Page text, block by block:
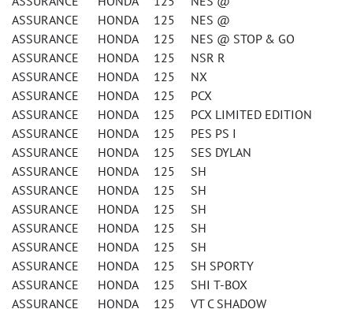
ASSURANCE HONDA 125 NES @
ASSURANCE HONDA 125 NES @ STOP & GO
ASSURANCE HONDA 125 NSR R
ASSURANCE HONDA 125 NX
ASSURANCE HONDA 125 PCX
ASSURANCE HONDA 125 PCX LIMITED EDITION
ASSURANCE HONDA 125 PES PS I
ASSURANCE HONDA 125 SES DYLAN
ASSURANCE HONDA 125 SH
ASSURANCE HONDA 125 SH
ASSURANCE HONDA 125 SH
ASSURANCE HONDA 125 SH
ASSURANCE HONDA 125 SH
ASSURANCE HONDA 125 SH SPORTY
ASSURANCE HONDA 125 SHI T-BOX
ASSURANCE HONDA 125 VT C SHADOW